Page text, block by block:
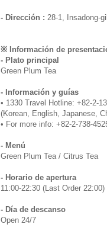
- Dirección : 28-1, Insadong-
※ Información de
- Plato principal
Green Plum Tea
- Información y guías
• 1330 Travel Hotline: +82-2-
(Korean, English, Japanese,
• For more info: +82-2-738-
- Menú
Green Plum Tea / Citrus Tea
- Horario de apertura
11:00-22:30 (Last Order 22:00)
- Día de descanso
Open 24/7